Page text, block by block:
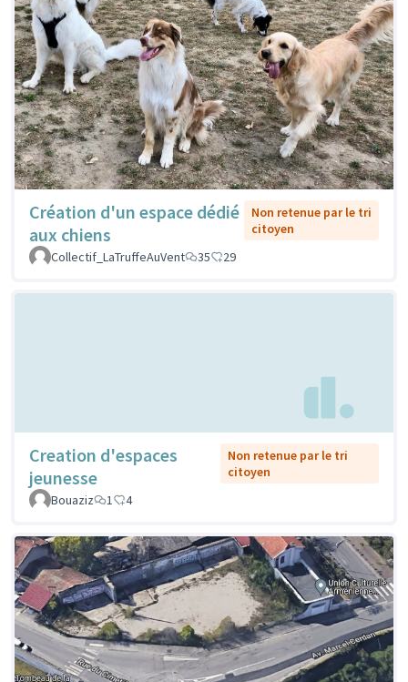
Création d'un espace dédié
aux chiens
Non retenue par le tri
citoyen
Collectif_LaTruffeAuVent
35 29
Creation d'espaces
jeunesse
Non retenue par le tri
citoyen
Bouaziz
1 4